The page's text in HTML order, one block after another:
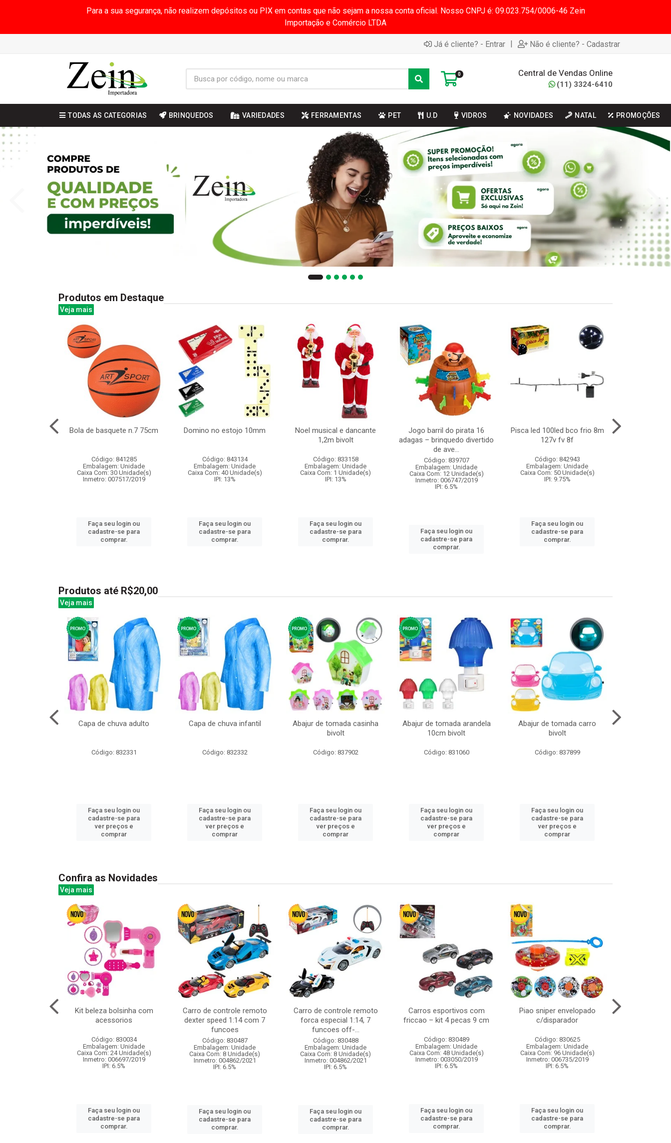
Para a sua segurança, não realizem depósitos ou PIX em contas que não sejam a nossa conta oficial. Nosso CNPJ é: 09.023.754/0006-46 Zein
Importação e Comércio LTDA
Já é cliente? - Entrar | Não é cliente? - Cadastrar
0 Central de Vendas Online
(11) 3324-6410
TODAS AS CATEGORIAS BRINQUEDOS VARIEDADES FERRAMENTAS PET U.D VIDROS NOVIDADES NATAL PROMOÇÕES
Produtos em Destaque
Veja mais
Bola de basquete n.7 75cm
Código: 841285
Embalagem: Unidade
Caixa Com: 30 Unidade(s)
Inmetro: 007517/2019
Faça seu login ou
cadastre-se para
comprar.
Domino no estojo 10mm
Código: 843134
Embalagem: Unidade
Caixa Com: 40 Unidade(s)
IPI: 13%
Faça seu login ou
cadastre-se para
comprar.
Noel musical e dancante
1,2m bivolt
Código: 833158
Embalagem: Unidade
Caixa Com: 1 Unidade(s)
IPI: 13%
Faça seu login ou
cadastre-se para
comprar.
Jogo barril do pirata 16
adagas – brinquedo divertido
de ave...
Código: 839707
Embalagem: Unidade
Caixa Com: 12 Unidade(s)
Inmetro: 006747/2019
IPI: 6.5%
Faça seu login ou
cadastre-se para
comprar.
Pisca led 100led bco frio 8m
127v fv 8f
Código: 842943
Embalagem: Unidade
Caixa Com: 50 Unidade(s)
IPI: 9.75%
Faça seu login ou
cadastre-se para
comprar.
Produtos até R$20,00
Veja mais
Capa de chuva adulto
Código: 832331
Faça seu login ou
cadastre-se para
ver preços e
comprar
Capa de chuva infantil
Código: 832332
Faça seu login ou
cadastre-se para
ver preços e
comprar
Abajur de tomada casinha
bivolt
Código: 837902
Faça seu login ou
cadastre-se para
ver preços e
comprar
Abajur de tomada arandela
10cm bivolt
Código: 831060
Faça seu login ou
cadastre-se para
ver preços e
comprar
Abajur de tomada carro
bivolt
Código: 837899
Faça seu login ou
cadastre-se para
ver preços e
comprar
Confira as Novidades
Veja mais
Kit beleza bolsinha com
acessorios
Código: 830034
Embalagem: Unidade
Caixa Com: 24 Unidade(s)
Inmetro: 006697/2019
IPI: 6.5%
Faça seu login ou
cadastre-se para
comprar.
Carro de controle remoto
dexter speed 1:14 com 7
funcoes
Código: 830487
Embalagem: Unidade
Caixa Com: 8 Unidade(s)
Inmetro: 004862/2021
IPI: 6.5%
Faça seu login ou
cadastre-se para
comprar.
Carro de controle remoto
forca especial 1:14, 7
funcoes off-...
Código: 830488
Embalagem: Unidade
Caixa Com: 8 Unidade(s)
Inmetro: 004862/2021
IPI: 6.5%
Faça seu login ou
cadastre-se para
comprar.
Carros esportivos com
friccao – kit 4 pecas 9 cm
Código: 830489
Embalagem: Unidade
Caixa Com: 48 Unidade(s)
Inmetro: 003050/2019
IPI: 6.5%
Faça seu login ou
cadastre-se para
comprar.
Piao sniper envelopado
c/disparador
Código: 830625
Embalagem: Unidade
Caixa Com: 96 Unidade(s)
Inmetro: 006735/2019
IPI: 6.5%
Faça seu login ou
cadastre-se para
comprar.